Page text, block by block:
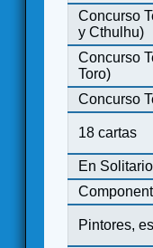
Concurso
y Cthulhu)
Concurso
Toro)
Concurso
18 cartas
En Solitario
Pintores,